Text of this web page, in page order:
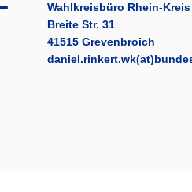
Wahlkreisbüro Rhein-
Breite Str. 31
41515 Grevenbroich